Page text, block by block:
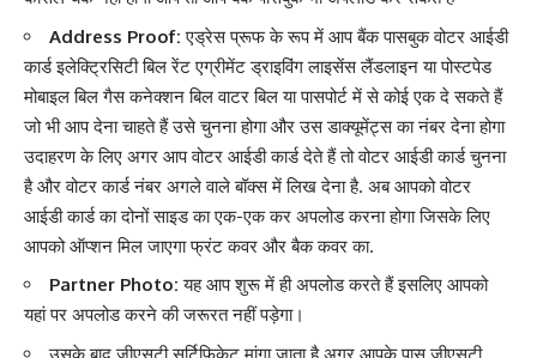
Address Proof:एड्रेस प्रूफ के रूप में आप बैंक पासबुक वोटर आईडी
कार्ड इलेक्ट्रिसिटी बिल रेंट एग्रीमेंट ड्राइविंग लाइसेंस लैंडलाइन या पोस्टपेड
मोबाइल बिल गैस कनेक्शन बिल वाटर बिल या पासपोर्ट में से कोई एक दे सकते हैं
जो भी आप देना चाहते हैं उसे चुनना होगा और उस डाक्यूमेंट्स का नंबर देना होगा
उदाहरण के लिए अगर आप वोटर आईडी कार्ड देते हैं तो वोटर आईडी कार्ड चुनना
है और वोटर कार्ड नंबर अगले वाले बॉक्स में लिख देना है. अब आपको वोटर
आईडी कार्ड का दोनों साइड का एक-एक कर अपलोड करना होगा जिसके लिए
आपको ऑप्शन मिल जाएगा फ्रंट कवर और बैक कवर का.
Partner Photo: यह आप शुरू में ही अपलोड करते हैं इसलिए आपको
यहां पर अपलोड करने की जरूरत नहीं पड़ेगा।
उसके बाद जीएसटी सर्टिफिकेट मांगा जाता है अगर आपके पास जीएसटी